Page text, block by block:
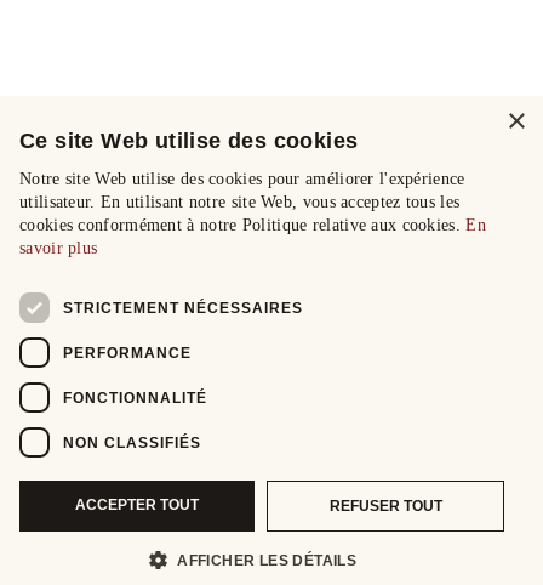
×
Ce site Web utilise des cookies
Notre site Web utilise des cookies pour améliorer l'expérience
utilisateur. En utilisant notre site Web, vous acceptez tous les
cookies conformément à notre Politique relative aux cookies.En
savoir plus
STRICTEMENT NÉCESSAIRES
PERFORMANCE
FONCTIONNALITÉ
NON CLASSIFIÉS
ACCEPTER TOUT REFUSER TOUT
AFFICHER LES DÉTAILS